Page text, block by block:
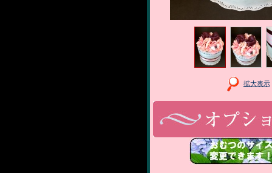
拡大表示